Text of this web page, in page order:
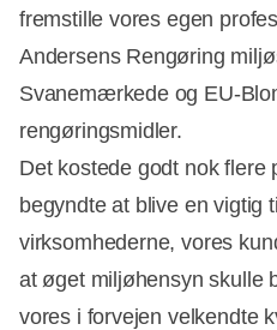
fremstille vores egen
Andersens Rengøring
Svanemærkede og EU-
rengøringsmidler.
Det kostede godt nok flere
begyndte at blive en vigtig
virksomhederne, vores
at øget miljøhensyn skulle
vores i forvejen velkendte